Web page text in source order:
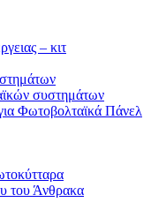
– κιτ
συστημάτων
Φωτοβολταϊκά Πάνελ
του Άνθρακα